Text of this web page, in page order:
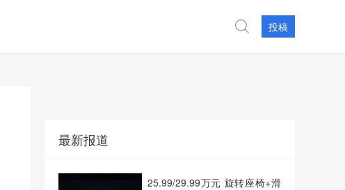
投稿
最新报道
25.99/29.99万元 旋转座椅+滑